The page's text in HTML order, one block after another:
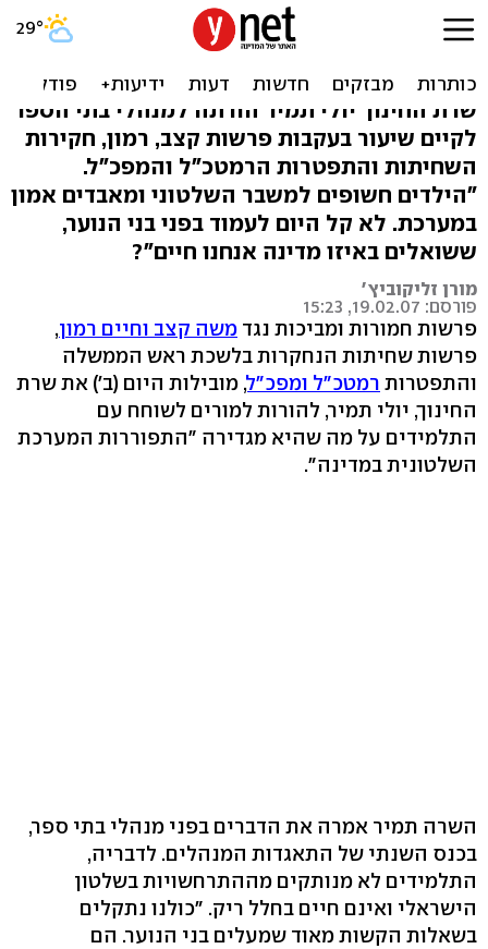
תמיר: שיעור מיוחד על
"ההתפוררות השלטונית"
שרת החינוך יולי תמיר הורתה למנהלי בתי הספר
לקיים שיעור בעקבות פרשות קצב, רמון, חקירות
השחיתות והתפטרות הרמטכ"ל והמפכ"ל.
"הילדים חשופים למשבר השלטוני ומאבדים אמון
במערכת. לא קל היום לעמוד בפני בני הנוער,
ששואלים באיזו מדינה אנחנו חיים"?
מורן זליקוביץ'
פורסם: 19.02.07, 15:23
פרשות חמורות ומביכות נגד משה קצב וחיים רמון,
פרשות שחיתות הנחקרות בלשכת ראש הממשלה
והתפטרות רמטכ"ל ומפכ"ל, מובילות היום (ב') את שרת
החינוך, יולי תמיר, להורות למורים לשוחח עם
התלמידים על מה שהיא מגדירה "התפוררות המערכת
השלטונית במדינה".
השרה תמיר אמרה את הדברים בפני מנהלי בתי ספר,
בכנס השנתי של התאגדות המנהלים. לדבריה,
התלמידים לא מנותקים מההתרחשויות בשלטון
הישראלי ואינם חיים בחלל ריק. "כולנו נתקלים
בשאלות הקשות מאוד שמעלים בני הנוער. הם